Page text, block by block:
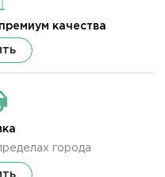
качества
города